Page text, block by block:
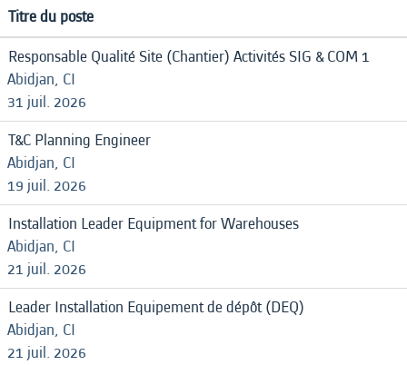
Titre du poste
Responsable Qualité Site (Chantier) Activités SIG & COM 1
Abidjan, CI
31 juil. 2026
T&C Planning Engineer
Abidjan, CI
19 juil. 2026
Installation Leader Equipment for Warehouses
Abidjan, CI
21 juil. 2026
Leader Installation Equipement de dépôt (DEQ)
Abidjan, CI
21 juil. 2026